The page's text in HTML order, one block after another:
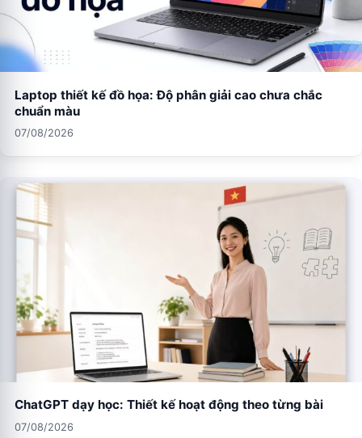
Laptop thiết kế đồ họa: Độ phân giải cao chưa chắc
chuẩn màu
07/08/2026
ChatGPT dạy học: Thiết kế hoạt động theo từng bài
07/08/2026